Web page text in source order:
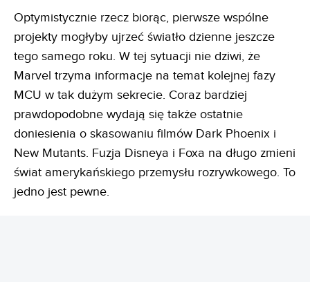
Optymistycznie rzecz biorąc, pierwsze wspólne
projekty mogłyby ujrzeć światło dzienne jeszcze
tego samego roku. W tej sytuacji nie dziwi, że
Marvel trzyma informacje na temat kolejnej fazy
MCU w tak dużym sekrecie. Coraz bardziej
prawdopodobne wydają się także ostatnie
doniesienia o skasowaniu filmów Dark Phoenix i
New Mutants. Fuzja Disneya i Foxa na długo zmieni
świat amerykańskiego przemysłu rozrywkowego. To
jedno jest pewne.